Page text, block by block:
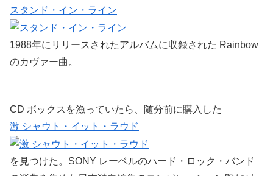
スタンド・イン・ライン
1988年にリリースされたアルバムに収録された Rainbow
のカヴァー曲。
CD ボックスを漁っていたら、随分前に購入した
激 シャウト・イット・ラウド
を見つけた。SONY レーベルのハード・ロック・バンド